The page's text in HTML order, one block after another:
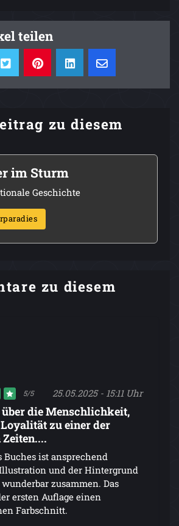
teilen
zu diesem
im Sturm
Geschichte
zu diesem
5/5 25.05.2025 - 15:11 Uhr
über die Menschlichkeit,
zu einer der
Buches ist ansprechend
und der Hintergrund
zusammen. Das
ersten Auflage einen
Farbschnitt.